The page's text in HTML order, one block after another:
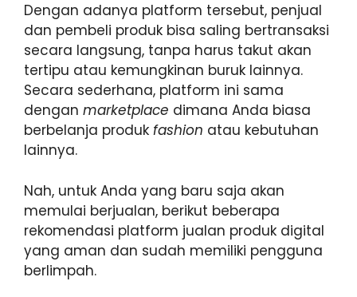
Dengan adanya platform tersebut, penjual
dan pembeli produk bisa saling bertransaksi
secara langsung, tanpa harus takut akan
tertipu atau kemungkinan buruk lainnya.
Secara sederhana, platform ini sama
dengan marketplace dimana Anda biasa
berbelanja produk fashion atau kebutuhan
lainnya.
Nah, untuk Anda yang baru saja akan
memulai berjualan, berikut beberapa
rekomendasi platform jualan produk digital
yang aman dan sudah memiliki pengguna
berlimpah.